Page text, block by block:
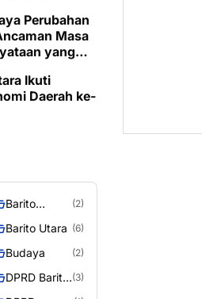
Perubahan
Masa
yang
Ikuti
Daerah ke-
Barito
(2)
Barito Utara (6)
Budaya (2)
DPRD Barito (3)